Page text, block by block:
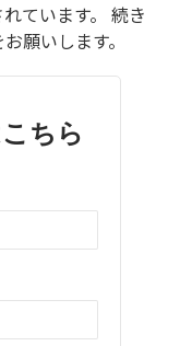
ています。 続き
願いします。
ちら